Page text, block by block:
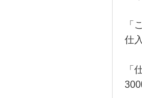
「
仕
「